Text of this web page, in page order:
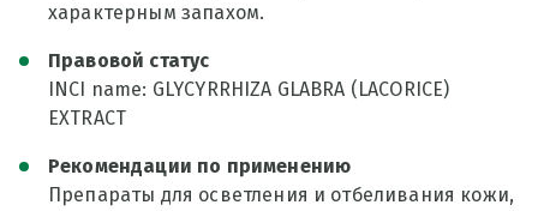
характерным запахом.
Правовой статус
INCI name: GLYCYRRHIZA GLABRA (LACORICE)
EXTRACT
Рекомендации по применению
Препараты для осветления и отбеливания кожи,